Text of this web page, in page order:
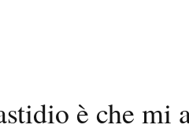
è che mi